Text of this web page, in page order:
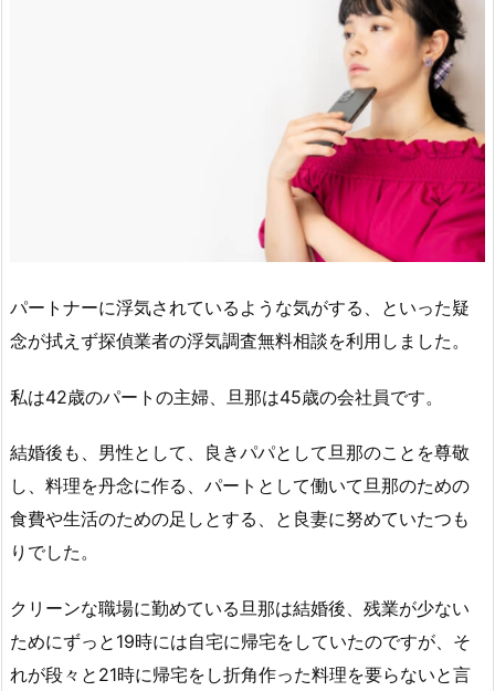
パートナーに浮気されているような気がする、といった疑
念が拭えず探偵業者の浮気調査無料相談を利用しました。
私は42歳のパートの主婦、旦那は45歳の会社員です。
結婚後も、男性として、良きパパとして旦那のことを尊敬
し、料理を丹念に作る、パートとして働いて旦那のための
食費や生活のための足しとする、と良妻に努めていたつも
りでした。
クリーンな職場に勤めている旦那は結婚後、残業が少ない
ためにずっと19時には自宅に帰宅をしていたのですが、そ
れが段々と21時に帰宅をし折角作った料理を要らないと言